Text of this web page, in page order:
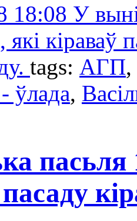
18:08 У
які
tags: АГП,
ўлада,
пасаду